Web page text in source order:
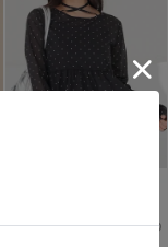
￥2,280 税込